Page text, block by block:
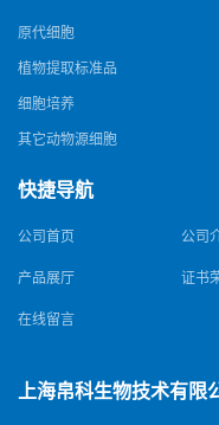
原代细胞
植物提取标准品
细胞培养
其它动物源细胞
快捷导航
公司首页 公司
产品展厅 证书
在线留言
上海帛科生物技术有限